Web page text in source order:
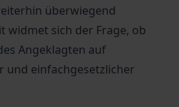
überwiegend
widmet sich der Frage, ob
Angeklagten auf
und einfachgesetzlicher